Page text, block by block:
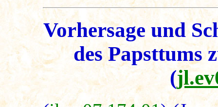
Vorhersage und
des Papsttums
(